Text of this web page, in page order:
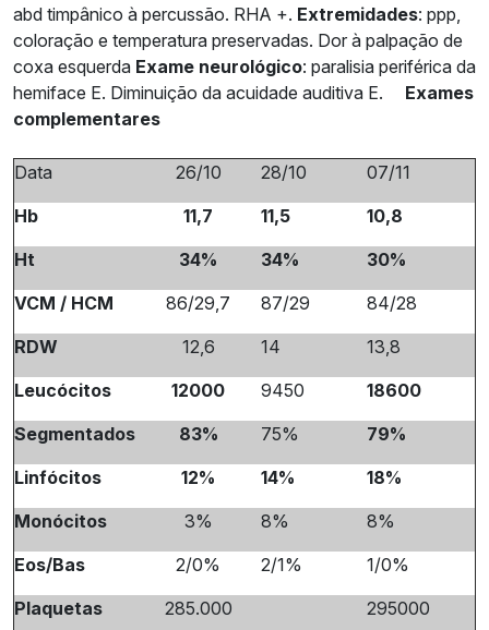
abd timpânico à percussão. RHA +. Extremidades: ppp,
coloração e temperatura preservadas. Dor à palpação de
coxa esquerda Exame neurológico: paralisia periférica da
hemiface E. Diminuição da acuidade auditiva E. Exames
complementares
Data 26/10 28/10
07/11
Hb
11,7 11,5
10,8
Ht
34% 34%
30%
VCM / HCM
86/29,7 87/29
84/28
RDW
12,6 14
13,8
Leucócitos
12000 9450
18600
Segmentados
83% 75%
79%
Linfócitos
12% 14%
18%
Monócitos
3% 8%
8%
Eos/Bas
2/0% 2/1%
1/0%
Plaquetas
285.000
295000